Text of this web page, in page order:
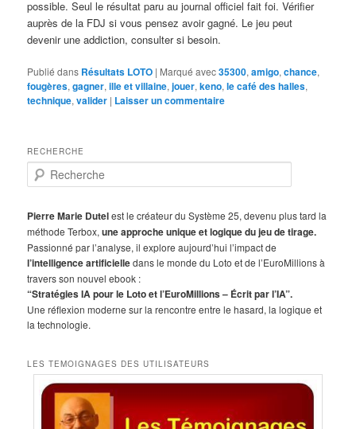
possible. Seul le résultat paru au journal officiel fait foi. Vérifier
auprès de la FDJ si vous pensez avoir gagné. Le jeu peut
devenir une addiction, consulter si besoin.
Publié dans Résultats LOTO | Marqué avec35300,amigo,chance,
fougères,gagner,ille et villaine,jouer,keno,le café des halles,
technique,valider | Laisser un commentaire
RECHERCHE
e
h
e
r
c
h
e
Pierre Marie Dutelest le créateur du Système 25, devenu plus tard la
méthode Terbox,une approche unique et logique du jeu de tirage.
Passionné par l’analyse, il explore aujourd’hui l’impact de
l’intelligence artificielledans le monde du Loto et de l’EuroMillions à
travers son nouvel ebook :
“Stratégies IA pour le Loto et l’EuroMillions – Écrit par l’IA”.
Une réflexion moderne sur la rencontre entre le hasard, la logique et
la technologie.
LES TEMOIGNAGES DES UTILISATEURS